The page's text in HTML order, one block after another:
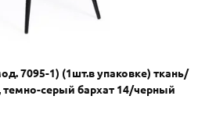
7095-1) (1шт.в упаковке) ткань/
темно-серый бархат 14/черный